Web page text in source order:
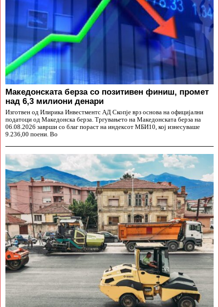
Македонската берза со позитивен финиш, промет
над 6,3 милиони денари
Изготвен од Илирика Инвестментс АД Скопје врз основа на официјални
податоци од Македонска берза. Тргувањето на Македонската берза на
06.08.2026 заврши со благ пораст на индексот МБИ10, кој изнесуваше
9.236,00 поени. Во